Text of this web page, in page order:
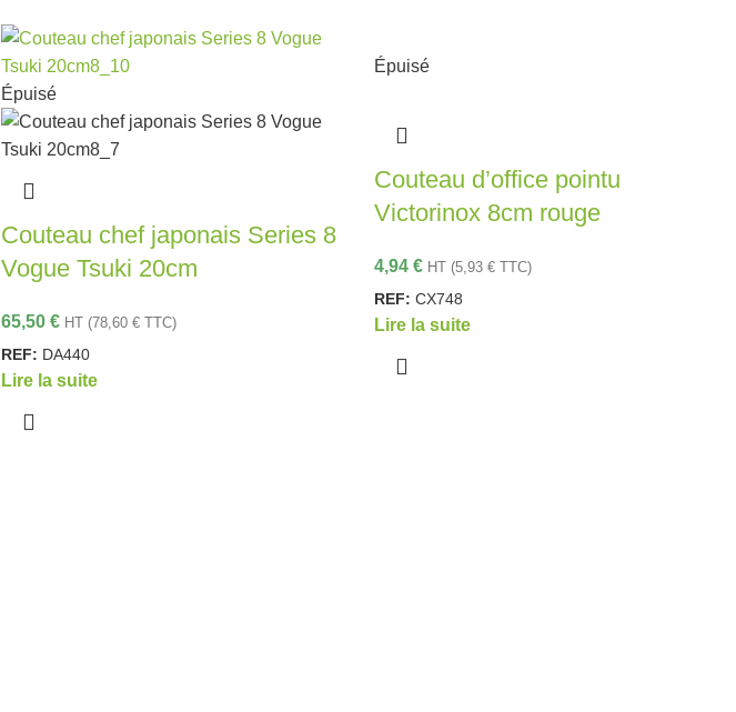
Épuisé
Couteau chef japonais Series 8
Vogue Tsuki 20cm
65,50 € HT (78,60 € TTC)
REF: DA440
Lire la suite
Épuisé
Couteau d’office pointu
Victorinox 8cm rouge
4,94 € HT (5,93 € TTC)
REF: CX748
Lire la suite